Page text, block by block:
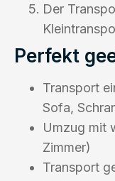
Der
Perfekt
Transport
Sofa,
Umzug mit
Zimmer)
Transport